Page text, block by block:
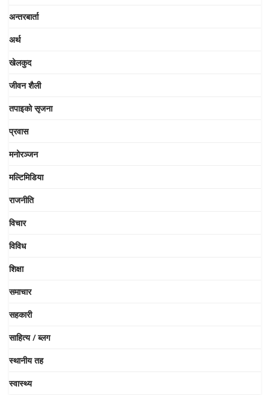
अन्तरबार्ता
अर्थ
खेलकुद
जीवन शैली
तपाइको सृजना
प्रवास
मनोरञ्जन
मल्टिमिडिया
राजनीति
विचार
विविध
शिक्षा
समाचार
सहकारी
साहित्य / ब्लग
स्थानीय तह
स्वास्थ्य